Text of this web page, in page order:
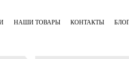
НАШИ ТОВАРЫ КОНТАКТЫ